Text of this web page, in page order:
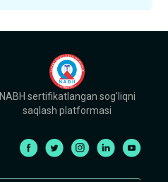
NABH sertifikatlangan sog'liqni
saqlash platformasi